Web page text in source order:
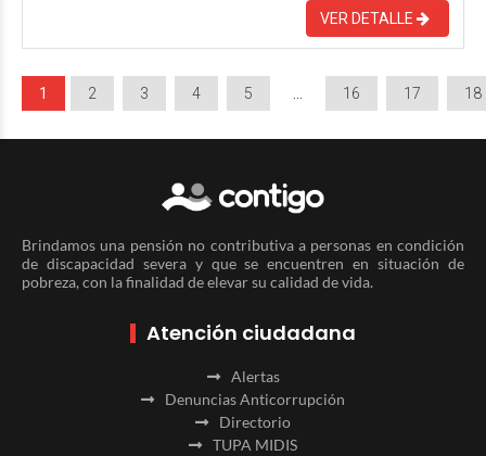
VER DETALLE
1 2 3 4 5 16 17 18
Brindamos una pensión no contributiva a personas en condición
de discapacidad severa y que se encuentren en situación de
pobreza, con la finalidad de elevar su calidad de vida.
Atención ciudadana
Alertas
Denuncias Anticorrupción
Directorio
TUPA MIDIS